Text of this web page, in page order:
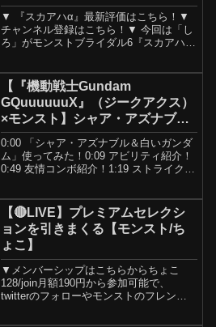
崩壊！アウトポジションキラー
ELの化け物火力でワンパン枠採
用も！？『スカアハα』使ってみ
▼ 『スカアハα』最新評価はこちら！▼
チャンネル登録はこちら！▼ 今回は「し
ろ」がモンストブライダル6『スカアハ
ナα使ってみた！モンストブライダ...
【『機動戦士Gundam
GQuuuuuuX』（ジークアクス）
×モンスト】シャア・アズナブル
＆白いガンダム 登場！連撃キラ
ーLで威力高く攻撃できる！【新
キャラ使ってみた｜モンスト公
0:00 「シャア・アズナブル＆白いガンダ
ム」使ってみた！0:09 アビリティ紹介！
0:49 友情コンボ紹介！1:19 ストライクシ
クス）×「モンス...
【🔴LIVE】プレミアムセレクシ
ョンを引きまくる【モンスト/ち
ょこ】
▼メンバーシップはこちらからちょこ
128/join月額190円から参加可能で、
twitterのフォローやモンストのフレンド